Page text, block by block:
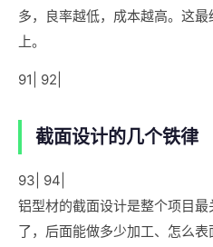
多，良率越低，成本越高。这
上。
91| 92|
截面设计的几个铁律
93| 94|
铝型材的截面设计是整个项目
了，后面能做多少加工、怎么